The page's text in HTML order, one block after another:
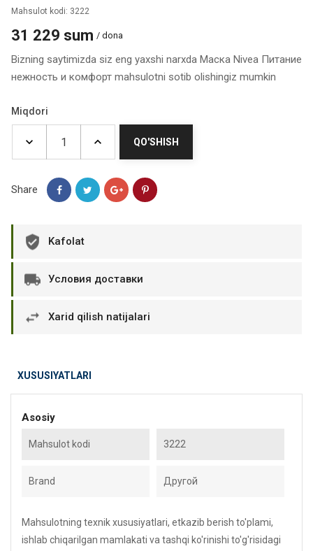
Mahsulot kodi: 3222
31 229 sum / dona
Bizning saytimizda siz eng yaxshi narxda Маска Nivea Питание
нежность и комфорт mahsulotni sotib olishingiz mumkin
Miqdori
QO'SHISH
Share
Kafolat
Условия доставки
Xarid qilish natijalari
XUSUSIYATLARI
Asosiy
Mahsulot kodi 3222
Brand Другой
Mahsulotning texnik xususiyatlari, etkazib berish to'plami,
ishlab chiqarilgan mamlakati va tashqi ko'rinishi to'g'risidagi